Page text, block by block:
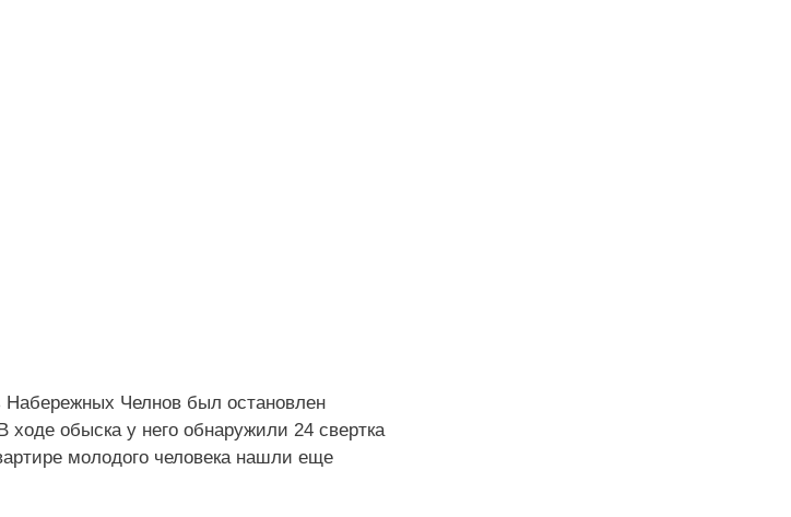
Набережных Челнов был остановлен
обыска у него обнаружили 24 свертка
молодого человека нашли еще